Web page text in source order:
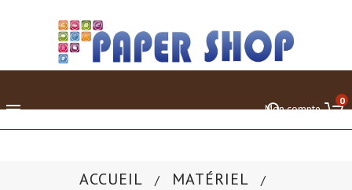
 0
Mon compte
ACCUEIL
MATÉRIEL